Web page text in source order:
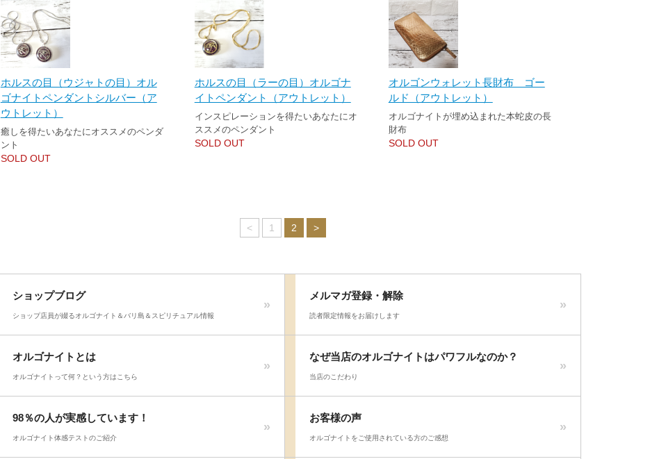
ホルスの目（ウジャトの目）オル
ゴナイトペンダントシルバー（ア
ウトレット）
癒しを得たいあなたにオススメのペンダ
ント
SOLD OUT
ホルスの目（ラーの目）オルゴナ
イトペンダント（アウトレット）
インスピレーションを得たいあなたにオ
ススメのペンダント
SOLD OUT
オルゴンウォレット長財布 ゴー
ルド（アウトレット）
オルゴナイトが埋め込まれた本蛇皮の長
財布
SOLD OUT
< 1 2 >
ショップブログ
ショップ店員が綴るオルゴナイト＆バリ島＆スピリチュアル情報
メルマガ登録・解除
読者限定情報をお届けします
オルゴナイトとは
オルゴナイトって何？という方はこちら
なぜ当店のオルゴナイトはパワフルなのか？
当店のこだわり
98％の人が実感しています！
オルゴナイト体感テストのご紹介
お客様の声
オルゴナイトをご使用されている方のご感想